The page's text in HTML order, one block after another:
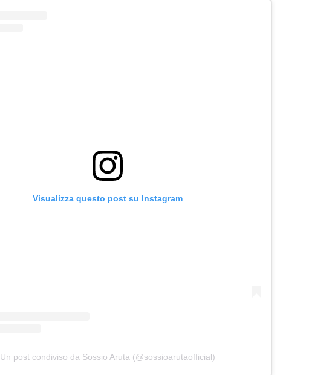
Visualizza questo post su Instagram
Un post condiviso da Sossio Aruta (@sossioarutaofficial)